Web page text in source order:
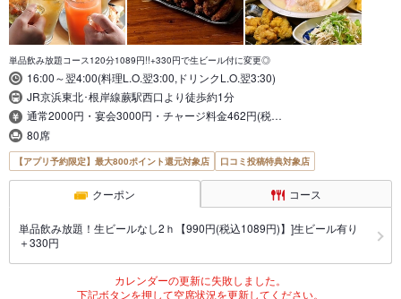
単品飲み放題コース120分1089円!!+330円で生ビール付に変更◎
16:00～翌4:00(料理L.O.翌3:00,ドリンクL.O.翌3:30)
JR京浜東北･根岸線蕨駅西口より徒歩約1分
通常2000円・宴会3000円・チャージ料金462円(税…
80席
【アプリ予約限定】最大800ポイント還元対象店 口コミ投稿特典対象店
クーポン コース
単品飲み放題！生ビールなし2ｈ【990円(税込1089円)】]生ビール有り
＋330円
カレンダーの更新に失敗しました。
下記ボタンを押して空席状況を更新してください。